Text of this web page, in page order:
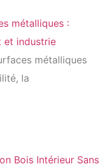
métalliques :
et industrie
métalliques
la
Bois Intérieur Sans